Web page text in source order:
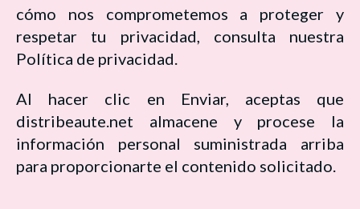
cómo nos comprometemos a proteger y
respetar tu privacidad, consulta nuestra
Política de privacidad.
Al hacer clic en Enviar, aceptas que
distribeaute.net almacene y procese la
información personal suministrada arriba
para proporcionarte el contenido solicitado.